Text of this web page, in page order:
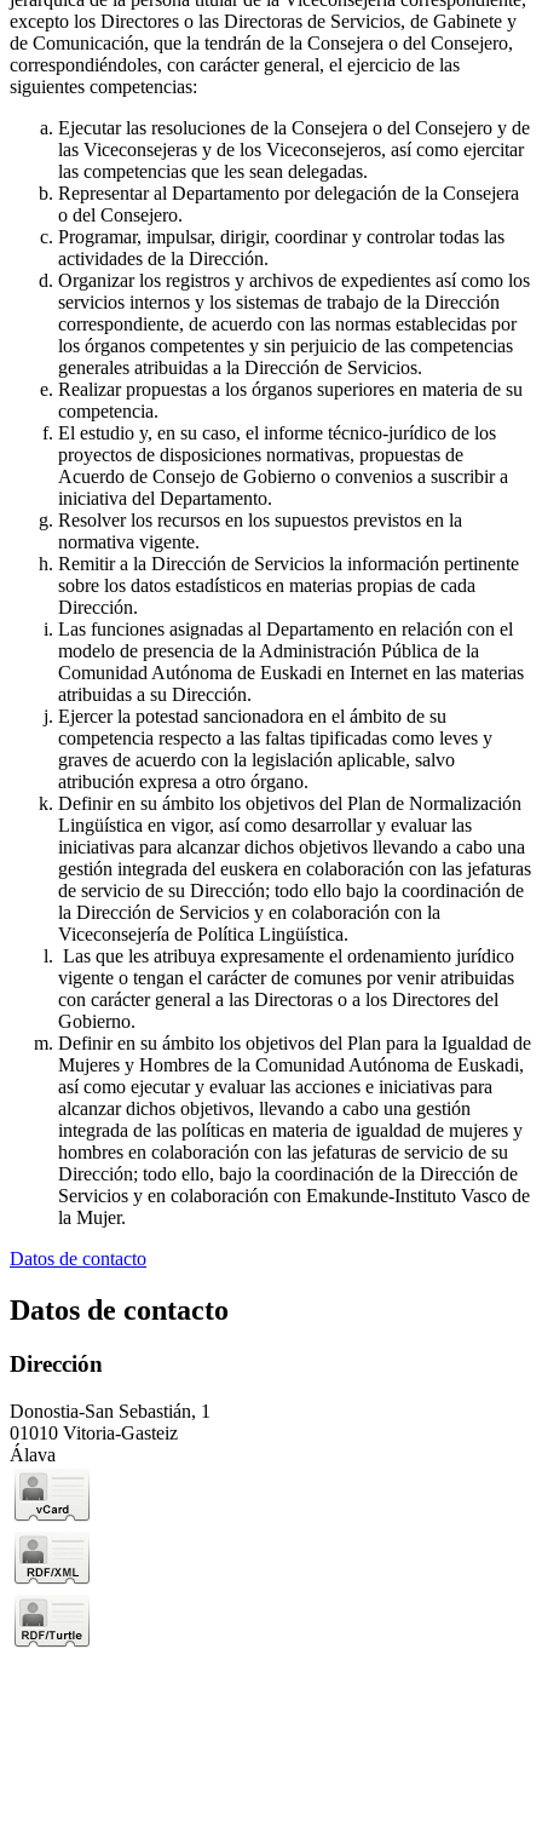
excepto los Directores o las Directoras de Servicios, de Gabinete y
de Comunicación, que la tendrán de la Consejera o del Consejero,
correspondiéndoles, con carácter general, el ejercicio de las
siguientes competencias:
Ejecutar las resoluciones de la Consejera o del Consejero y de
las Viceconsejeras y de los Viceconsejeros, así como ejercitar
las competencias que les sean delegadas.
Representar al Departamento por delegación de la Consejera
o del Consejero.
Programar, impulsar, dirigir, coordinar y controlar todas las
actividades de la Dirección.
Organizar los registros y archivos de expedientes así como los
servicios internos y los sistemas de trabajo de la Dirección
correspondiente, de acuerdo con las normas establecidas por
los órganos competentes y sin perjuicio de las competencias
generales atribuidas a la Dirección de Servicios.
Realizar propuestas a los órganos superiores en materia de su
competencia.
El estudio y, en su caso, el informe técnico-jurídico de los
proyectos de disposiciones normativas, propuestas de
Acuerdo de Consejo de Gobierno o convenios a suscribir a
iniciativa del Departamento.
Resolver los recursos en los supuestos previstos en la
normativa vigente.
Remitir a la Dirección de Servicios la información pertinente
sobre los datos estadísticos en materias propias de cada
Dirección.
Las funciones asignadas al Departamento en relación con el
modelo de presencia de la Administración Pública de la
Comunidad Autónoma de Euskadi en Internet en las materias
atribuidas a su Dirección.
Ejercer la potestad sancionadora en el ámbito de su
competencia respecto a las faltas tipificadas como leves y
graves de acuerdo con la legislación aplicable, salvo
atribución expresa a otro órgano.
Definir en su ámbito los objetivos del Plan de Normalización
Lingüística en vigor, así como desarrollar y evaluar las
iniciativas para alcanzar dichos objetivos llevando a cabo una
gestión integrada del euskera en colaboración con las jefaturas
de servicio de su Dirección; todo ello bajo la coordinación de
la Dirección de Servicios y en colaboración con la
Viceconsejería de Política Lingüística.
Las que les atribuya expresamente el ordenamiento jurídico
vigente o tengan el carácter de comunes por venir atribuidas
con carácter general a las Directoras o a los Directores del
Gobierno.
Definir en su ámbito los objetivos del Plan para la Igualdad de
Mujeres y Hombres de la Comunidad Autónoma de Euskadi,
así como ejecutar y evaluar las acciones e iniciativas para
alcanzar dichos objetivos, llevando a cabo una gestión
integrada de las políticas en materia de igualdad de mujeres y
hombres en colaboración con las jefaturas de servicio de su
Dirección; todo ello, bajo la coordinación de la Dirección de
Servicios y en colaboración con Emakunde-Instituto Vasco de
la Mujer.
Datos de contacto
Datos de contacto
Dirección
Donostia-San Sebastián, 1
01010 Vitoria-Gasteiz
Álava